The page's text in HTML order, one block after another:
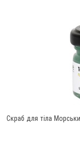
Скраб для тіла